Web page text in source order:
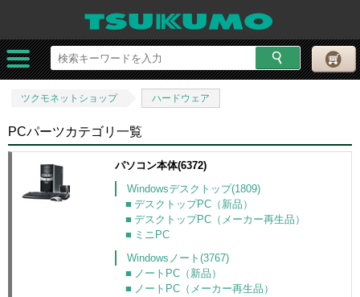
ツクモネットショップ ハードウェア
PCパーツカテゴリ一覧
パソコン本体(6372)
Windowsデスクトップ(1809)
デスクトップPC（新品）
デスクトップPC（メーカー再生品）
ミニPC
Windowsノート(3767)
ノートPC（新品）
ノートPC（メーカー再生品）